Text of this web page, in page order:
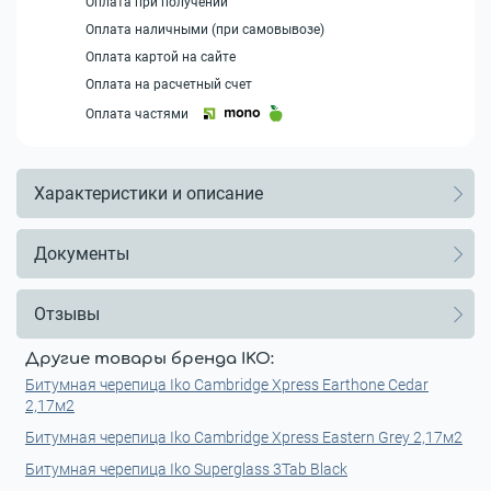
Оплата наличными (при самовывозе)
Оплата картой на сайте
Оплата на расчетный счет
Оплата частями
Характеристики и описание
Документы
Отзывы
Другие товары бренда IKO:
Битумная черепица Iko Cambridge Xpress Earthone Cedar
2,17м2
Битумная черепица Iko Cambridge Xpress Eastern Grey 2,17м2
Битумная черепица Iko Superglass 3Tab Black